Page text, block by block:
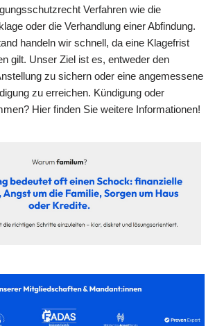
Verfahren wie die
oder die Verhandlung einer Abfindung.
handeln wir schnell, da eine Klagefrist
gilt. Unser Ziel ist es, entweder den
zu sichern oder eine angemessene
zu erreichen. Kündigung oder
Hier finden Sie weitere Informationen!